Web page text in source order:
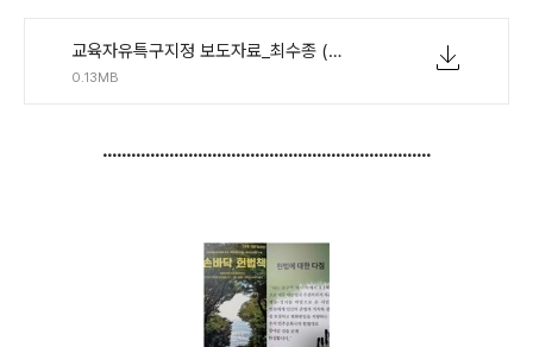
교육자유특구지정 보도자료_최수종 (1).hwp
0.13MB
.....................................................................